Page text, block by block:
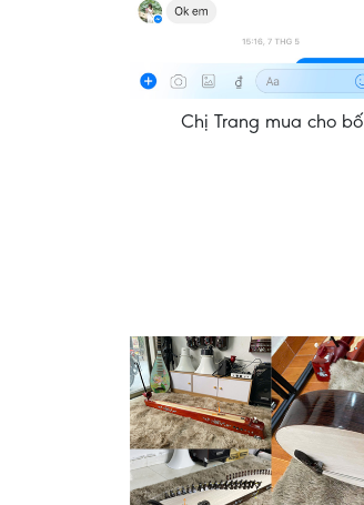
Chị Trang mua cho bố